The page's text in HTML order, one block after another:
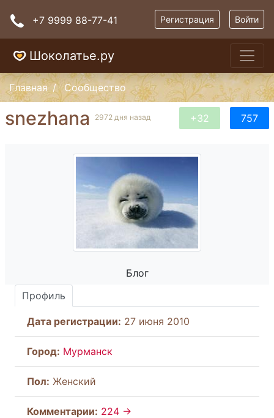
+7 9999 88-77-41 Регистрация Войти
Шоколатье.ру
Главная Сообщество
+32 757
snezhana 2972 дня назад
Блог
Профиль
Дата регистрации: 27 июня 2010
Город: Мурманск
Пол: Женский
Комментарии: 224 →